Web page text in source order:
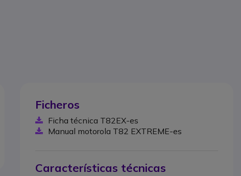
Ficheros
Ficha técnica T82EX-es
Manual motorola T82 EXTREME-es
Características técnicas